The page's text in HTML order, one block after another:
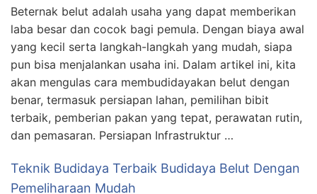
Beternak belut adalah usaha yang dapat memberikan
laba besar dan cocok bagi pemula. Dengan biaya awal
yang kecil serta langkah-langkah yang mudah, siapa
pun bisa menjalankan usaha ini. Dalam artikel ini, kita
akan mengulas cara membudidayakan belut dengan
benar, termasuk persiapan lahan, pemilihan bibit
terbaik, pemberian pakan yang tepat, perawatan rutin,
dan pemasaran. Persiapan Infrastruktur …
Teknik Budidaya Terbaik Budidaya Belut Dengan
Pemeliharaan Mudah